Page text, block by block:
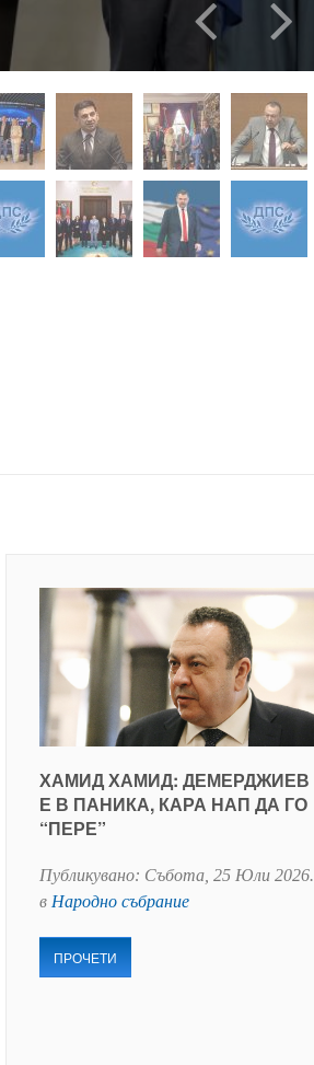
ХАМИД ХАМИД: ДЕМЕРДЖИЕВ
Е В ПАНИКА, КАРА НАП ДА ГО
“ПЕРЕ”
Публикувано: Събота, 25 Юли 2026.
в Народно събрание
ПРОЧЕТИ